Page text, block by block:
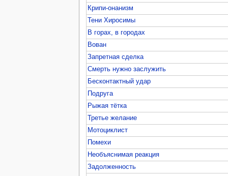
Крипи-онанизм
Тени Хиросимы
В горах, в городах
Вован
Запретная сделка
Смерть нужно заслужить
Бесконтактный удар
Подруга
Рыжая тётка
Третье желание
Мотоциклист
Помехи
Необъяснимая реакция
Задолженность